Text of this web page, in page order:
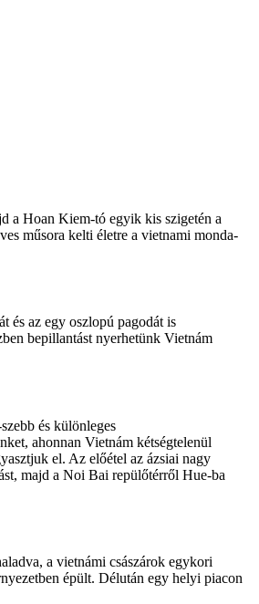
a Hoan Kiem-tó egyik kis szigetén a
műsora kelti életre a vietnami monda-
és az egy oszlopú pagodát is
bepillantást nyerhetünk Vietnám
és különleges
ahonnan Vietnám kétségtelenül
el. Az előétel az ázsiai nagy
majd a Noi Bai repülőtérről Hue-ba
a vietnámi császárok egykori
épült. Délután egy helyi piacon